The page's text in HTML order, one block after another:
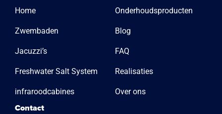
Home
Zwembaden
Jacuzzi’s
Freshwater Salt System
infraroodcabines
Onderhoudsproducten
Blog
FAQ
Realisaties
Over ons
Contact